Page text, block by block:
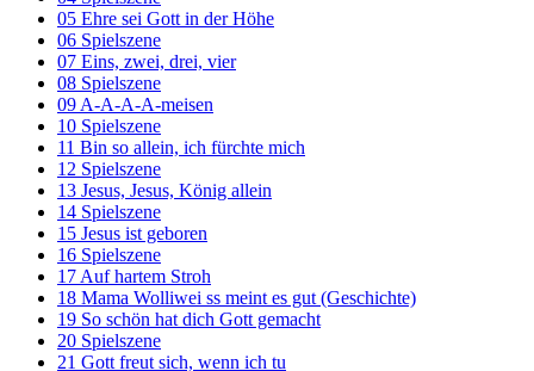
05 Ehre sei Gott in der Höhe
06 Spielszene
07 Eins, zwei, drei, vier
08 Spielszene
09 A-A-A-A-meisen
10 Spielszene
11 Bin so allein, ich fürchte mich
12 Spielszene
13 Jesus, Jesus, König allein
14 Spielszene
15 Jesus ist geboren
16 Spielszene
17 Auf hartem Stroh
18 Mama Wolliwei ss meint es gut (Geschichte)
19 So schön hat dich Gott gemacht
20 Spielszene
21 Gott freut sich, wenn ich tu